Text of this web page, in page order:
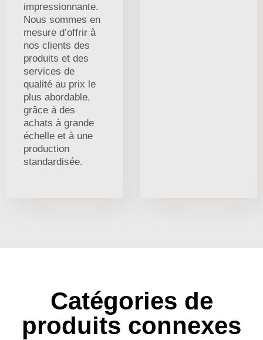
impressionnante.
Nous sommes en
mesure d’offrir à
nos clients des
produits et des
services de
qualité au prix le
plus abordable,
grâce à des
achats à grande
échelle et à une
production
standardisée.
Catégories de
produits connexes